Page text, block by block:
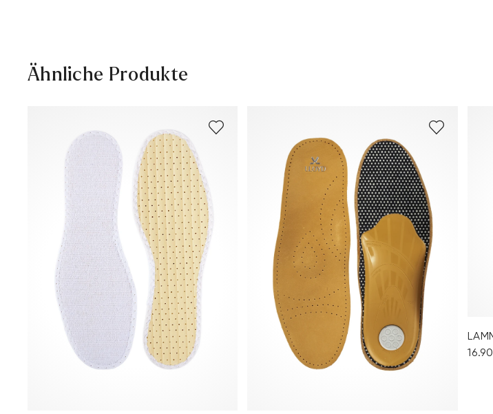
Kundenservice - Kontaktformular
Ähnliche Produkte